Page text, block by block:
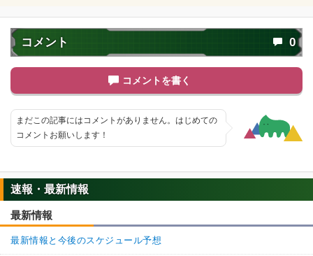
コメント 0
コメントを書く
まだこの記事にはコメントがありません。はじめての
コメントお願いします！
速報・最新情報
最新情報
最新情報と今後のスケジュール予想